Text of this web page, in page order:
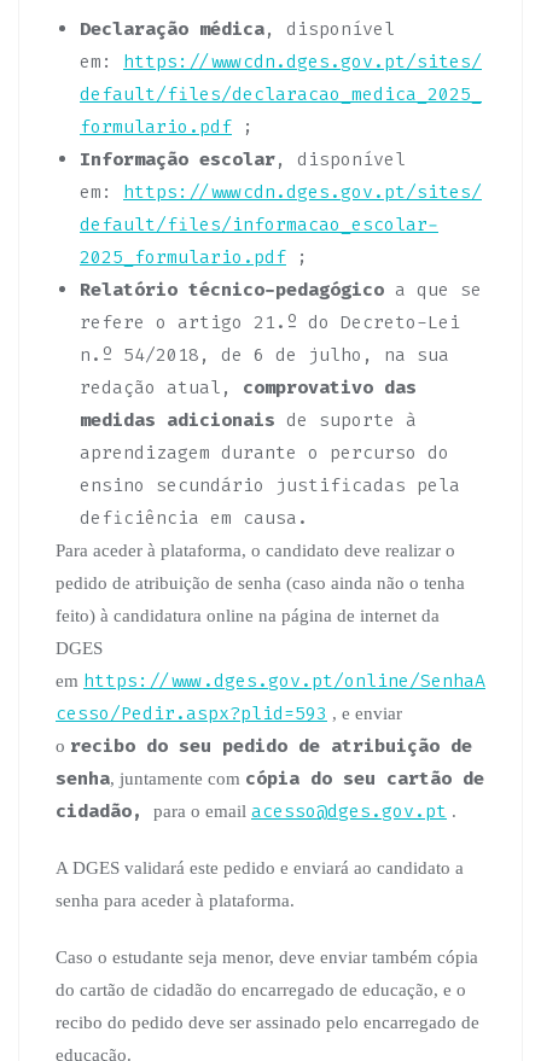
Declaração médica, disponível
em: https://wwwcdn.dges.gov.pt/sites/
default/files/declaracao_medica_2025_
formulario.pdf ;
Informação escolar, disponível
em: https://wwwcdn.dges.gov.pt/sites/
default/files/informacao_escolar-
2025_formulario.pdf ;
Relatório técnico-pedagógico a que se
refere o artigo 21.º do Decreto-Lei
n.º 54/2018, de 6 de julho, na sua
redação atual, comprovativo das
medidas adicionais de suporte à
aprendizagem durante o percurso do
ensino secundário justificadas pela
deficiência em causa.
Para aceder à plataforma, o candidato deve realizar o
pedido de atribuição de senha (caso ainda não o tenha
feito) à candidatura online na página de internet da
DGES
em https://www.dges.gov.pt/online/SenhaA
cesso/Pedir.aspx?plid=593 , e enviar
o recibo do seu pedido de atribuição de
senha, juntamente com cópia do seu cartão de
cidadão,
para o email acesso@dges.gov.pt .
A DGES validará este pedido e enviará ao candidato a
senha para aceder à plataforma.
Caso o estudante seja menor, deve enviar também cópia
do cartão de cidadão do encarregado de educação, e o
recibo do pedido deve ser assinado pelo encarregado de
educação.